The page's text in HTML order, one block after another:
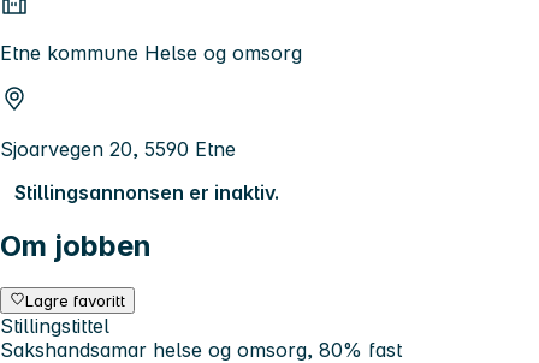
Etne kommune Helse og omsorg
Sjoarvegen 20, 5590 Etne
Stillingsannonsen er inaktiv.
Om jobben
Lagre favoritt
Stillingstittel
Sakshandsamar helse og omsorg, 80% fast